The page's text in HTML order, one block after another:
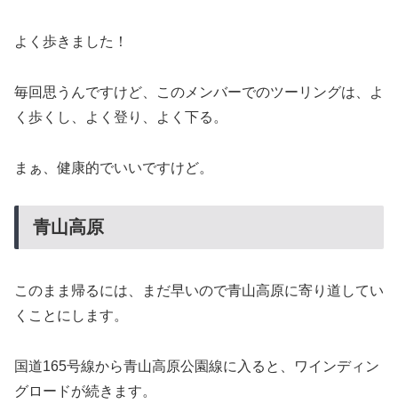
よく歩きました！
毎回思うんですけど、このメンバーでのツーリングは、よ
く歩くし、よく登り、よく下る。
まぁ、健康的でいいですけど。
青山高原
このまま帰るには、まだ早いので青山高原に寄り道してい
くことにします。
国道165号線から青山高原公園線に入ると、ワインディン
グロードが続きます。